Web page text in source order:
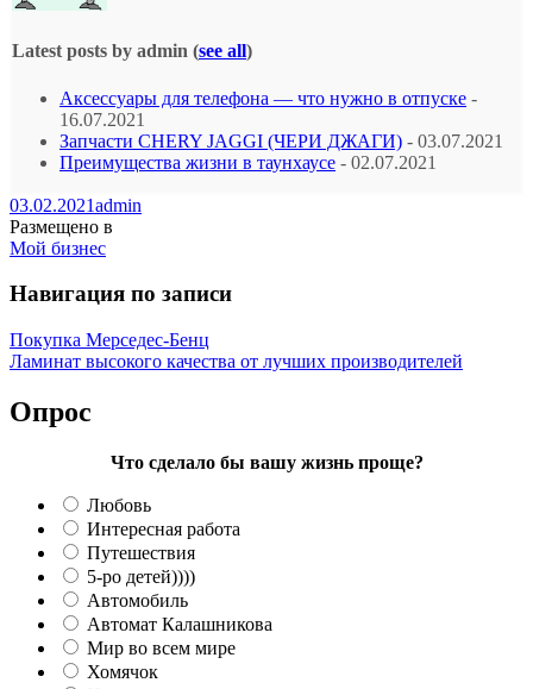
Latest posts by admin (see all)
Аксессуары для телефона — что нужно в отпуске -
16.07.2021
Запчасти CHERY JAGGI (ЧЕРИ ДЖАГИ) - 03.07.2021
Преимущества жизни в таунхаусе - 02.07.2021
03.02.2021admin
Размещено в
Мой бизнес
Навигация по записи
Покупка Мерседес-Бенц
Ламинат высокого качества от лучших производителей
Опрос
Что сделало бы вашу жизнь проще?
Любовь
Интересная работа
Путешествия
5-ро детей))))
Автомобиль
Автомат Калашникова
Мир во всем мире
Хомячок